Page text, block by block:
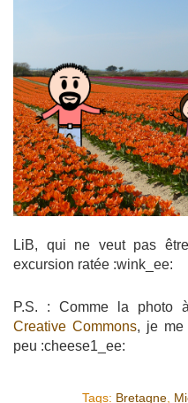
LiB, qui ne veut pas
excursion ratée :wink_ee:
P.S. : Comme la photo
Creative Commons, je me
peu :cheese1_ee:
Tags: Bretagne